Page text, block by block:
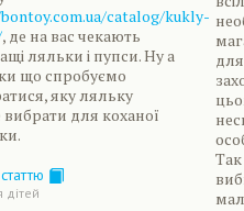
catalog/kukly-
, де на вас чекають
ляльки і пупси. Ну а
що спробуємо
яку ляльку
для коханої
дітей
для